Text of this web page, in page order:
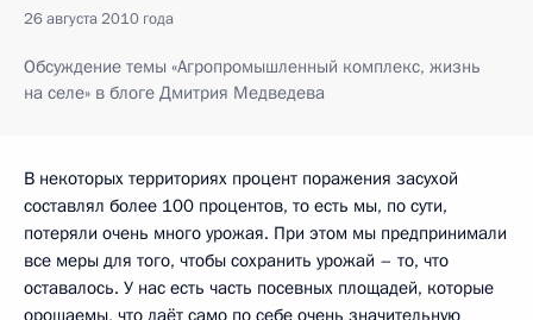
26 августа 2010 года
Обсуждение темы «Агропромышленный комплекс, жизнь
на селе» в блоге Дмитрия Медведева
В некоторых территориях процент поражения засухой
составлял более 100 процентов, то есть мы, по сути,
потеряли очень много урожая. При этом мы предпринимали
все меры для того, чтобы сохранить урожай – то, что
оставалось. У нас есть часть посевных площадей, которые
орошаемы, что даёт само по себе очень значительную